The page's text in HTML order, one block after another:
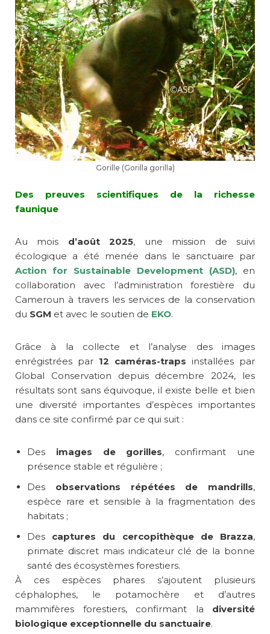
Gorille (Gorilla gorilla)
Des preuves scientifiques de la richesse
faunique
Au mois d’août 2025, une mission de suivi
écologique a été menée dans le sanctuaire par
Action for Sustainable Development (ASD), en
collaboration avec l’administration forestière du
Cameroun à travers les services de la conservation
du SGM et avec le soutien de EKO.
Grâce à la collecte et l’analyse des images
enrégistrées par 12 caméras-traps installées par
Global Conservation depuis décembre 2024, les
résultats sont sans équivoque, il existe belle et bien
une diversité importantes d’espèces importantes
dans ce site confirmé par ce qui suit :
Des images de gorilles, confirmant une
présence stable et régulière ;
Des observations répétées de mandrills,
espèce rare et sensible à la fragmentation des
habitats ;
Des captures du cercopithèque de Brazza,
primate discret mais indicateur clé de la bonne
santé des écosystèmes forestiers.
À ces espèces phares s’ajoutent plusieurs
céphalophes, le potamochère et d’autres
mammifères forestiers, confirmant la diversité
biologique exceptionnelle du sanctuaire.